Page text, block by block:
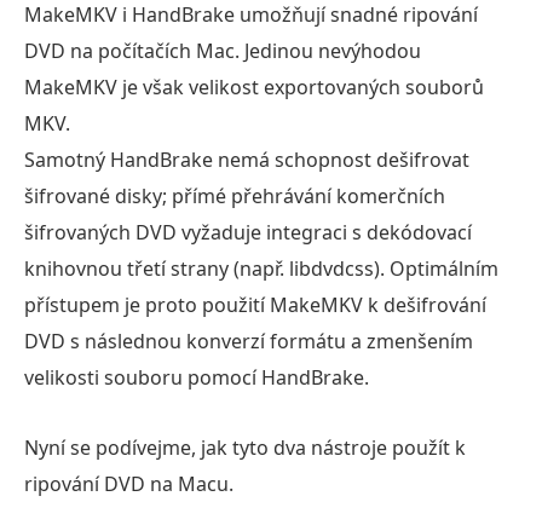
MakeMKV i HandBrake umožňují snadné ripování
DVD na počítačích Mac. Jedinou nevýhodou
MakeMKV je však velikost exportovaných souborů
MKV.
Samotný HandBrake nemá schopnost dešifrovat
šifrované disky; přímé přehrávání komerčních
šifrovaných DVD vyžaduje integraci s dekódovací
knihovnou třetí strany (např. libdvdcss). Optimálním
přístupem je proto použití MakeMKV k dešifrování
DVD s následnou konverzí formátu a zmenšením
velikosti souboru pomocí HandBrake.
Nyní se podívejme, jak tyto dva nástroje použít k
ripování DVD na Macu.